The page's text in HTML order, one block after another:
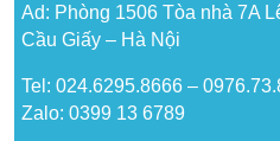
Ad: Phòng 1506 Tòa nhà 7A
Cầu Giấy – Hà Nội
Tel: 024.6295.8666 –
Zalo: 0399 13 6789